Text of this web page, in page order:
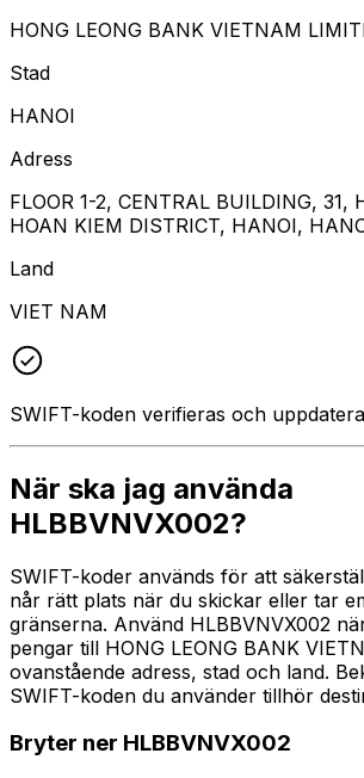
HONG LEONG BANK VIETNAM
Stad
HANOI
Adress
FLOOR 1-2, CENTRAL BUILDING, 31,
HOAN KIEM DISTRICT, HANOI,
Land
VIET NAM
SWIFT-koden verifieras och
När ska jag använda
HLBBVNVX002?
SWIFT-koder används för att
når rätt plats när du skickar eller tar
gränserna. Använd HLBBVNVX002
pengar till HONG LEONG BANK
ovanstående adress, stad och land.
SWIFT-koden du använder tillhör
Bryter ner HLBBVNVX002